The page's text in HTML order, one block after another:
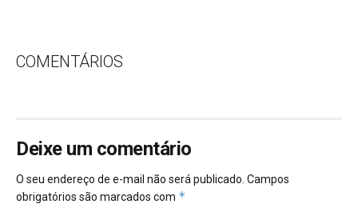
COMENTÁRIOS
Deixe um comentário
O seu endereço de e-mail não será publicado. Campos
obrigatórios são marcados com *